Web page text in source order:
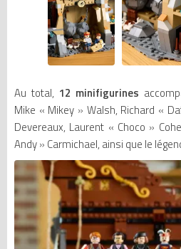
Au total, 12 minifigurines
Mike « Mikey » Walsh, Richard «
Devereaux, Laurent « Choco »
Andy » Carmichael, ainsi que le